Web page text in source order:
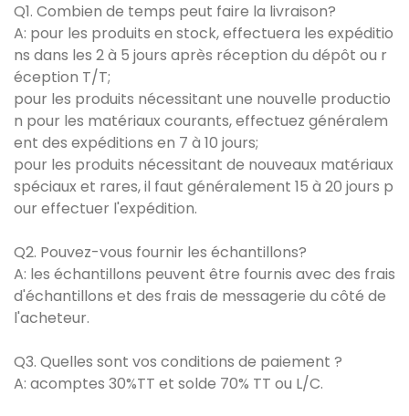
Q1. Combien de temps peut faire la livraison?
A: pour les produits en stock, effectuera les expéditio
ns dans les 2 à 5 jours après réception du dépôt ou r
éception T/T;
pour les produits nécessitant une nouvelle productio
n pour les matériaux courants, effectuez généralem
ent des expéditions en 7 à 10 jours;
pour les produits nécessitant de nouveaux matériaux
spéciaux et rares, il faut généralement 15 à 20 jours p
our effectuer l'expédition.
Q2. Pouvez-vous fournir les échantillons?
A: les échantillons peuvent être fournis avec des frais
d'échantillons et des frais de messagerie du côté de
l'acheteur.
Q3. Quelles sont vos conditions de paiement ?
A: acomptes 30%TT et solde 70% TT ou L/C.